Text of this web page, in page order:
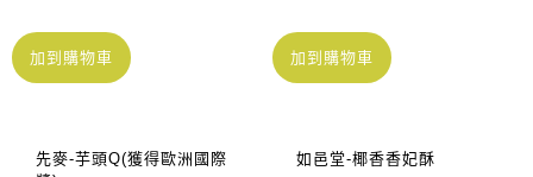
加到購物車 加到購物車
先麥-芋頭Q(獲得歐洲國際
如邑堂-椰香香妃酥